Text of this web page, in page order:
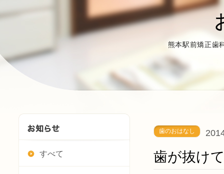
熊本駅前矯正歯
すべて
歯のおはなし
歯が抜け